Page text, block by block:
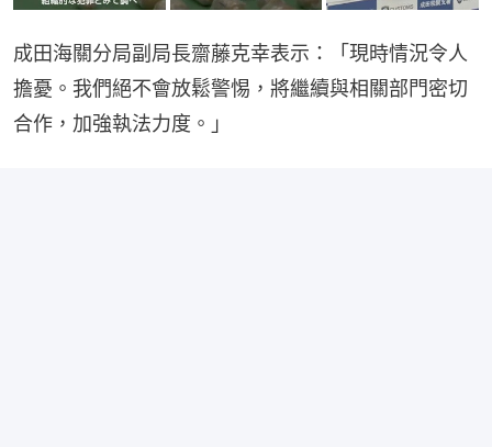
成田海關分局副局長齋藤克幸表示：「現時情況令人
擔憂。我們絕不會放鬆警惕，將繼續與相關部門密切
合作，加強執法力度。」